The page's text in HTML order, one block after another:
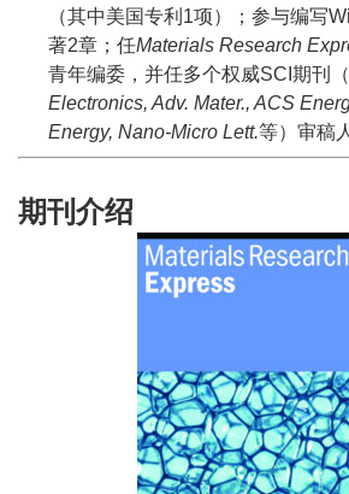
（其中美国专利1项）；参与编写
著2章；任Materials Research
青年编委，并任多个权威SCI期刊
Electronics, Adv. Mater., ACS
Energy, Nano-Micro Lett.等）审稿
期刊介绍